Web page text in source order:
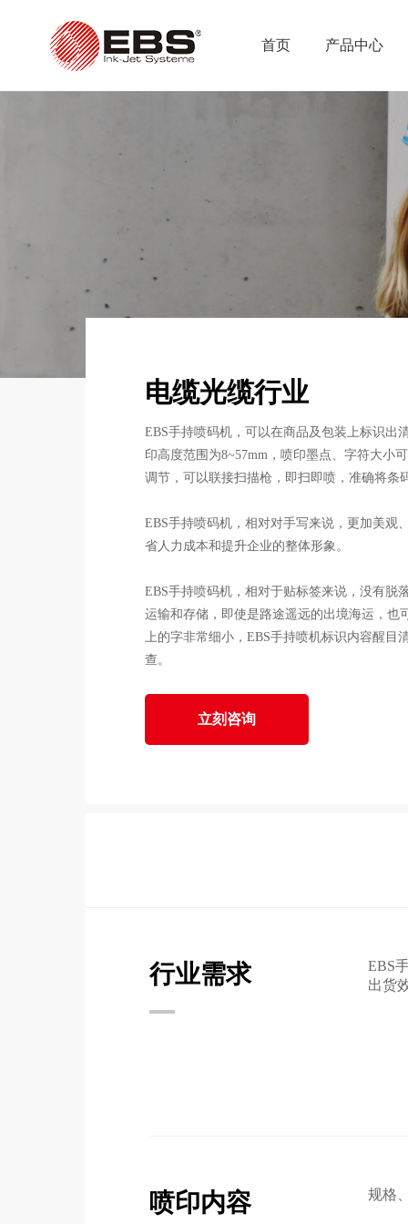
首页 产品中心
电缆光缆行业
EBS手持喷码机，可以在商品及包装上标识出
印高度范围为8~57mm，喷印墨点、字符大小
调节，可以联接扫描枪，即扫即喷，准确将条
EBS手持喷码机，相对对手写来说，更加美观
省人力成本和提升企业的整体形象。
EBS手持喷码机，相对于贴标签来说，没有脱
运输和存储，即使是路途遥远的出境海运，也
上的字非常细小，EBS手持喷机标识内容醒目
查。
立刻咨询
行业需求
EBS
出货
喷印内容 规格